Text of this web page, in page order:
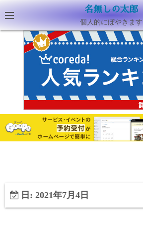
名無しの太郎
個人的にぼやきます
日: 2021年7月4日